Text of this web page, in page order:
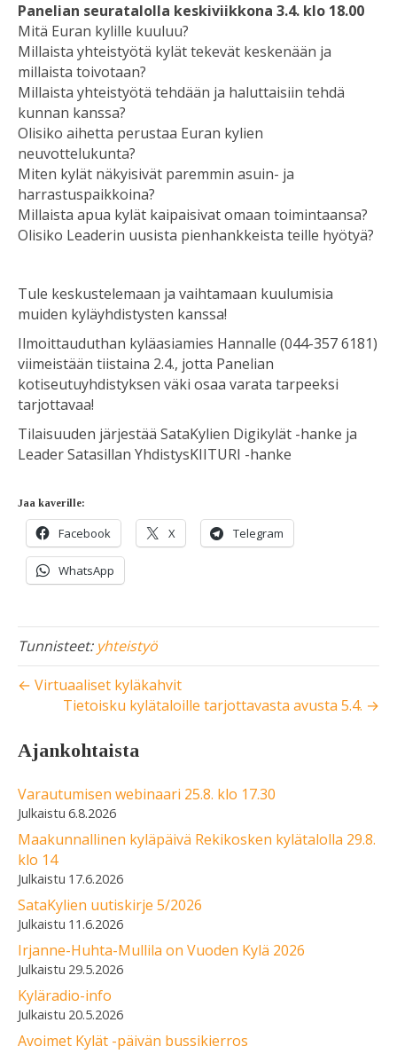
Panelian seuratalolla keskiviikkona 3.4. klo 18.00
Mitä Euran kylille kuuluu?
Millaista yhteistyötä kylät tekevät keskenään ja
millaista toivotaan?
Millaista yhteistyötä tehdään ja haluttaisiin tehdä
kunnan kanssa?
Olisiko aihetta perustaa Euran kylien
neuvottelukunta?
Miten kylät näkyisivät paremmin asuin- ja
harrastuspaikkoina?
Millaista apua kylät kaipaisivat omaan toimintaansa?
Olisiko Leaderin uusista pienhankkeista teille hyötyä?
Tule keskustelemaan ja vaihtamaan kuulumisia
muiden kyläyhdistysten kanssa!
Ilmoittauduthan kyläasiamies Hannalle (044-357 6181)
viimeistään tiistaina 2.4., jotta Panelian
kotiseutuyhdistyksen väki osaa varata tarpeeksi
tarjottavaa!
Tilaisuuden järjestää SataKylien Digikylät -hanke ja
Leader Satasillan YhdistysKIITURI -hanke
Jaa kaverille:
Facebook X Telegram
WhatsApp
Tunnisteet: yhteistyö
← Virtuaaliset kyläkahvit
Tietoisku kylätaloille tarjottavasta avusta 5.4. →
Ajankohtaista
Varautumisen webinaari 25.8. klo 17.30
6.8.2026
Maakunnallinen kyläpäivä Rekikosken kylätalolla 29.8.
klo 14
17.6.2026
SataKylien uutiskirje 5/2026
11.6.2026
Irjanne-Huhta-Mullila on Vuoden Kylä 2026
29.5.2026
Kyläradio-info
20.5.2026
Avoimet Kylät -päivän bussikierros